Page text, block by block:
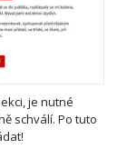
je nutné
schválí. Po tuto